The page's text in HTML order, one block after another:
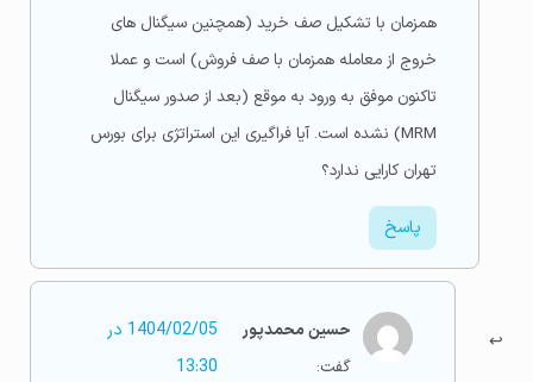
نقش MFI در تعیین کیفیت سیگنال‌های MRM
تشخیص فرصت‌های ترید برای تحلیل‌گران حرفه‌ای
تمدید دوره MRM و تخفیف ادامه تحلیل‌گر برتر
همزمان با تشکیل صف خرید (همچنین سیگنال های
خروج از معامله همزمان با صف فروش) است و عملا
تاکنون موفق به ورود به موقع (بعد از صدور سیگنال
MRM) نشده است. آیا فراگیری این استراتژی برای بورس
تهران کارایی ندارد؟
پاسخ
حسین محمدپور
گفت:
1404/02/05 در
13:30